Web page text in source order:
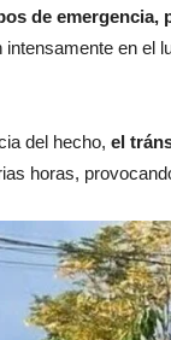
de emergencia,
intensamente en el
del hecho, el
horas,